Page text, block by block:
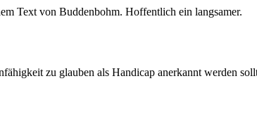
Text von Buddenbohm. Hoffentlich ein langsamer.
zu glauben als Handicap anerkannt werden